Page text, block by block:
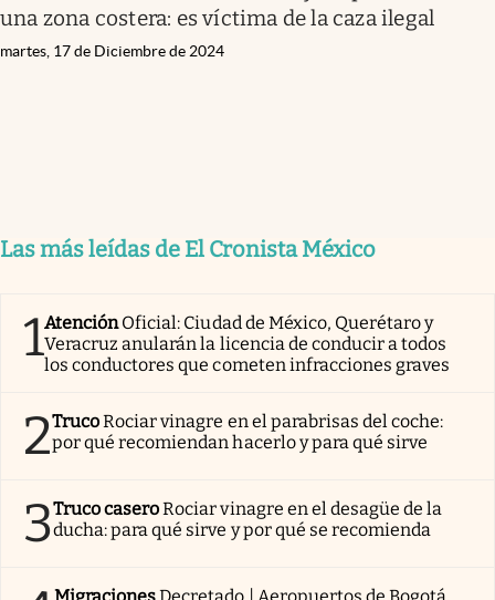
una zona costera: es víctima de la caza ilegal
martes, 17 de Diciembre de 2024
Las más leídas de El Cronista México
1AtenciónOficial: Ciudad de México, Querétaro y
Veracruz anularán la licencia de conducir a todos
los conductores que cometen infracciones graves
2TrucoRociar vinagre en el parabrisas del coche:
por qué recomiendan hacerlo y para qué sirve
3Truco caseroRociar vinagre en el desagüe de la
ducha: para qué sirve y por qué se recomienda